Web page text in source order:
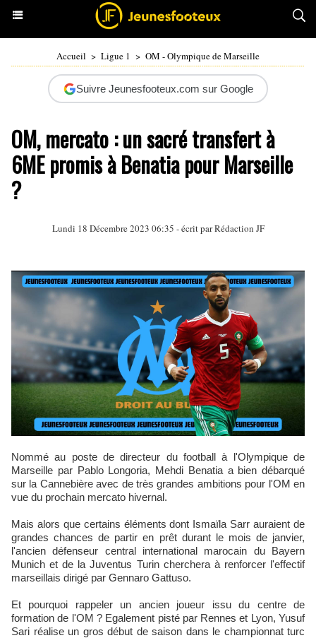
Accueil > Ligue 1 > OM - Olympique de Marseille
Suivre Jeunesfooteux.com sur Google
OM, mercato : un sacré transfert à
6ME promis à Benatia pour Marseille
?
Lundi 18 Décembre 2023 06:35 - écrit par Rédaction JF
Nommé au poste de directeur du football à l'Olympique de
Marseille par Pablo Longoria, Mehdi Benatia a bien débarqué
sur la Cannebière avec de très grandes ambitions pour l'OM en
vue du prochain mercato hivernal.
Mais alors que certains éléments dont Ismaïla Sarr auraient de
grandes chances de partir en prêt durant le mois de janvier,
l'ancien défenseur central international marocain du Bayern
Munich et de la Juventus Turin cherchera à renforcer l'effectif
marseillais dirigé par Gennaro Gattuso.
Et pourquoi rappeler un ancien joueur issu du centre de
formation de l'OM ? Egalement pisté par Rennes et Lyon, Yusuf
Sari réalise un gros début de saison dans le championnat turc